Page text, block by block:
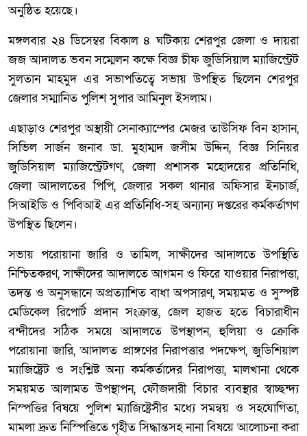
অনুষ্ঠিত হয়েছে।
মঙ্গলবার ২৪ ডিসেম্বর বিকাল ৪ ঘটিকায় শেরপুর জেলা ও দায়রা
জজ আদালত ভবন সম্মেলন কক্ষে বিজ্ঞ চীফ জুডিসিয়াল ম্যাজিস্ট্রেট
সুলতান মাহমুদ এর সভাপতিত্বে সভায় উপস্থিত ছিলেন শেরপুর
জেলার সম্মানিত পুলিশ সুপার আমিনুল ইসলাম।
এছাড়াও শেরপুর অস্থায়ী সেনাক্যাম্পের মেজর তাউসিফ বিন হাসান,
সিভিল সার্জন জনাব ডা. মুহাম্মদ জসীম উদ্দিন, বিজ্ঞ সিনিয়র
জুডিসিয়াল ম্যাজিস্ট্রেটগণ, জেলা প্রশাসক মহোদয়ের প্রতিনিধি,
জেলা আদালতের পিপি, জেলার সকল থানার অফিসার ইনচার্জ,
সিআইডি ও পিবিআই এর প্রতিনিধি-সহ অন্যান্য দপ্তরের কর্মকর্তাগণ
উপস্থিত ছিলেন।
সভায় পরোয়ানা জারি ও তামিল, সাক্ষীদের আদালতে উপস্থিতি
নিশ্চিতকরণ, সাক্ষীদের আদালতে আগমন ও ফিরে যাওয়ার নিরাপত্তা,
তদন্ত ও অনুসন্ধানে অপ্রত্যাশিত বাধা অপসারণ, সময়মত ও সুস্পষ্ট
মেডিকেল রিপোর্ট প্রদান সংক্রান্ত, জেল হাজত হতে বিচারাধীন
বন্দীদের সঠিক সময়ে আদালতে উপস্থাপন, হুলিয়া ও ক্রোকি
পরোয়ানা জারি, আদালত প্রাঙ্গণের নিরাপত্তার পদক্ষেপ, জুডিশিয়াল
ম্যাজিষ্ট্রেট ও সংশ্লিষ্ট অন্য কর্মকর্তাদের নিরাপত্তা, মালখানা থেকে
সময়মত আলামত উপস্থাপন, ফৌজদারী বিচার ব্যবস্থার স্বাচ্ছন্দ্য
নিস্পত্তির বিষয়ে পুলিশ ম্যাজিষ্ট্রেসীর মধ্যে সমন্বয় ও সহযোগিতা,
মামলা দ্রুত নিস্পিত্তিতে গৃহীত সিদ্ধান্তসহ নানা বিষয়ে আলোচনা করা